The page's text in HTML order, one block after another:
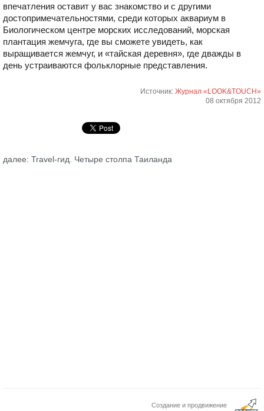
впечатления оставит у вас знакомство и с другими
достопримечательностями, среди которых аквариум в
Биологическом центре морских исследований, морская
плантация жемчуга, где вы сможете увидеть, как
выращивается жемчуг, и «тайская деревня», где дважды в
день устраиваются фольклорные представления.
Источник: Журнал «LOOK&TOUCH»
08 октября 2012
далее: Travel-гид. Четыре столпа Таиланда
Создание и продвижение